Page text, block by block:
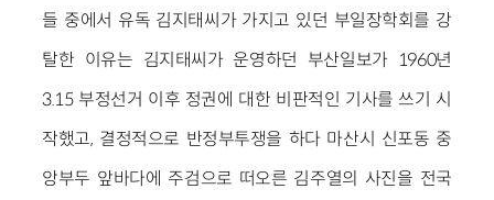
들 중에서 유독 김지태씨가 가지고 있던 부일장학회를 강
탈한 이유는 김지태씨가 운영하던 부산일보가 1960년
3.15 부정선거 이후 정권에 대한 비판적인 기사를 쓰기 시
작했고, 결정적으로 반정부투쟁을 하다 마산시 신포동 중
앙부두 앞바다에 주검으로 떠오른 김주열의 사진을 전국